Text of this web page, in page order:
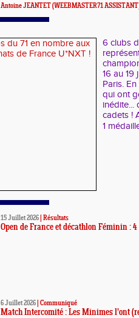
Antoine JEANTET(WEEBMASTER71
6 clubs
16 au 19
Paris.
qui ont
inédite...
cadets !
1
15 Juillet 2026 Résultats
Open de France et décathlon Féminin :
6 Juillet 2026 Communiqué
Match Intercomité : Les Minimes l'ont